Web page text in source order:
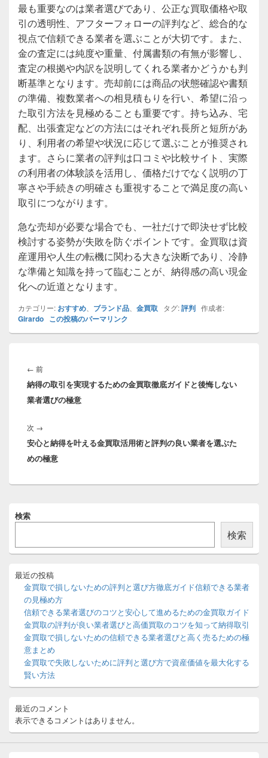
最も重要なのは業者選びであり、公正な買取価格や取
引の透明性、アフターフォローの評判など、総合的な
視点で信頼できる業者を選ぶことが大切です。また、
金の査定には純度や重量、付属書類の有無が影響し、
査定の根拠や内訳を説明してくれる業者かどうかも判
断基準となります。売却前には商品の状態確認や書類
の準備、複数業者への相見積もりを行い、希望に沿っ
た取引方法を見極めることも重要です。持ち込み、宅
配、出張査定などの方法にはそれぞれ長所と短所があ
り、利用者の希望や状況に応じて選ぶことが推奨され
ます。さらに業者の評判は口コミや比較サイト、実際
の利用者の体験談を活用し、価格だけでなく説明の丁
寧さや手続きの明確さも重視することで満足度の高い
取引につながります。
急な売却が必要な場合でも、一社だけで即決せず比較
検討する姿勢が失敗を防ぐポイントです。金買取は資
産運用や人生の転機に関わる大きな決断であり、冷静
な準備と知識を持って臨むことが、納得感の高い現金
化への近道となります。
カテゴリー: おすすめ ブランド品 金買取 タグ:評判 作成者:
Girardo この投稿のパーマリンク
稿
ナ
ビ
ゲ
シ
ョ
ン
← 前前
の
投
納得の取引を実現するための金買取徹底ガイドと後悔しない
業者選びの極意
次 →
の
投
安心と納得を叶える金買取活用術と評判の良い業者を選ぶた
めの極意
イ
イ
バ
検索
検索
最近の投稿
金買取で損しないための評判と選び方徹底ガイド信頼できる業者
の見極め方
信頼できる業者選びのコツと安心して進めるための金買取ガイド
金買取の評判が良い業者選びと高価買取のコツを知って納得取引
金買取で損しないための信頼できる業者選びと高く売るための極
意まとめ
金買取で失敗しないために評判と選び方で資産価値を最大化する
賢い方法
最近のコメント
表示できるコメントはありません。